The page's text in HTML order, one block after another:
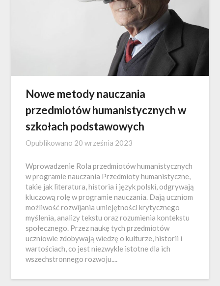
Nowe metody nauczania
przedmiotów humanistycznych w
szkołach podstawowych
Opublikowano 20 września 2023
Wprowadzenie Rola przedmiotów humanistycznych
w programie nauczania Przedmioty humanistyczne,
takie jak literatura, historia i język polski, odgrywają
kluczową rolę w programie nauczania. Dają uczniom
możliwość rozwijania umiejętności krytycznego
myślenia, analizy tekstu oraz rozumienia kontekstu
społecznego. Przez naukę tych przedmiotów
uczniowie zdobywają wiedzę o kulturze, historii i
wartościach, co jest niezwykle istotne dla ich
wszechstronnego rozwoju....